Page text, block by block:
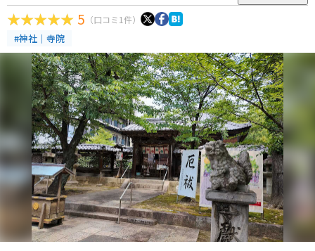
5 （口コミ1件）
#神社｜寺院